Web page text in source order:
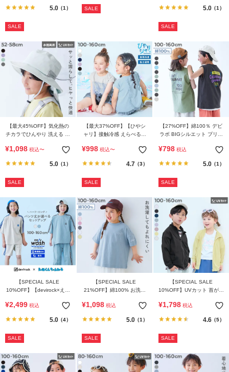
5.0（1）
SALE
SALE 5.0（1）
SALE
【最大45%OFF】気化熱の
チカラでひんやり 洗える 日
ハット
¥1,098 税込〜
5.0（1）
SALE
【最大37%OFF】【ひやシ
ャリ】接触冷感 えらべるチ
リーブ 半袖Tシャツ
¥998 税込〜
4.7（3）
SALE
【27%OFF】綿100％ デビ
ラボ BIGシルエット プリン
¥798 税込
5.0（1）
SALE
【SPECIAL SALE
10%OFF】【devirock×えぬ
ウォッシュ 乾燥機OK 防汚
ップ
¥2,499 税込
5.0（4）
SALE
【SPECIAL SALE
21%OFF】綿100% お洗濯
ワンポイント刺繍 ビッグシ
¥1,098 税込
5.0（1）
SALE
【SPECIAL SALE
10%OFF】UVカット 首が日
プカーディガン
¥1,798 税込
4.6（5）
SALE